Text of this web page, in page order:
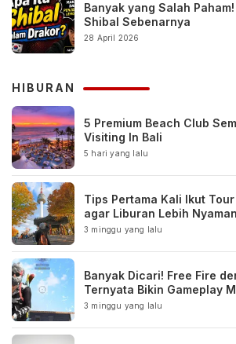
Banyak yang Salah
Shibal Sebenarnya
28 April 2026
HIBURAN
5 Premium Beach Club
Visiting In Bali
5 hari yang lalu
Tips Pertama Kali Ikut
agar Liburan Lebih
3 minggu yang lalu
Banyak Dicari! Free Fire
Ternyata Bikin Gameplay
3 minggu yang lalu